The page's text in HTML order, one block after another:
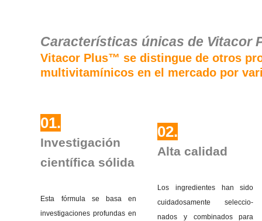
Características únicas de Vitacor
Vitacor Plus™ se distingue de otros
multivitamínicos en el mercado por
01.
Investigación
científica sólida
Esta fórmula se basa en
investigaciones profundas en
02.
Alta calidad
Los ingredientes han sido
cuidadosamente seleccio-
nados y combinados para